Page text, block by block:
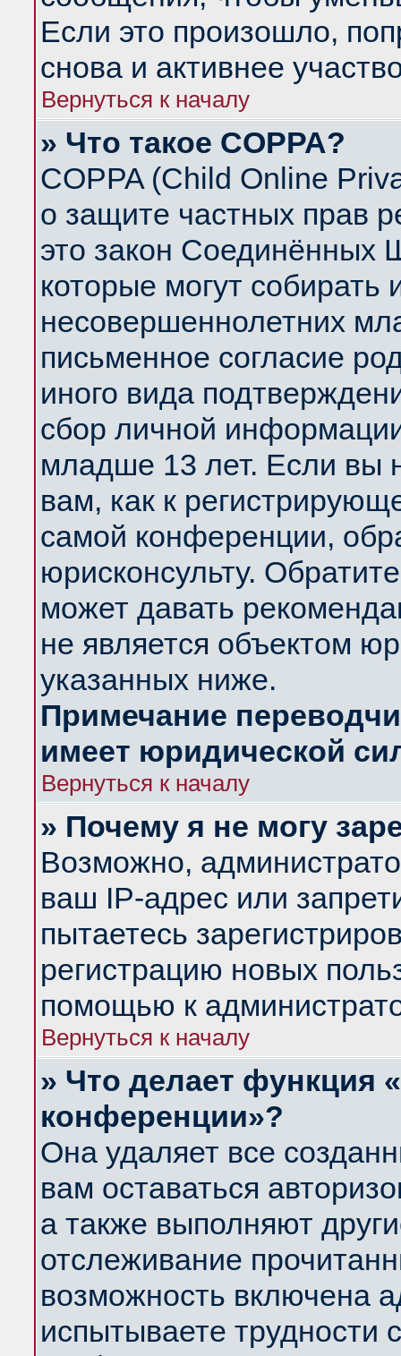
Если это произошло,
снова и активнее
Вернуться к началу
» Что такое COPPA?
COPPA (Child Online
о защите частных прав
это закон Соединённых
которые могут
несовершеннолетних
письменное согласие
иного вида
сбор личной
младше 13 лет. Если вы
вам, как к
самой конференции,
юрисконсульту.
может давать
не является объектом
указанных ниже.
Примечание
имеет юридической
Вернуться к началу
» Почему я не могу
Возможно,
ваш IP-адрес или
пытаетесь
регистрацию новых
помощью к
Вернуться к началу
» Что делает функция
конференции»?
Она удаляет все
вам оставаться
а также выполняют
отслеживание
возможность включена
испытываете трудности